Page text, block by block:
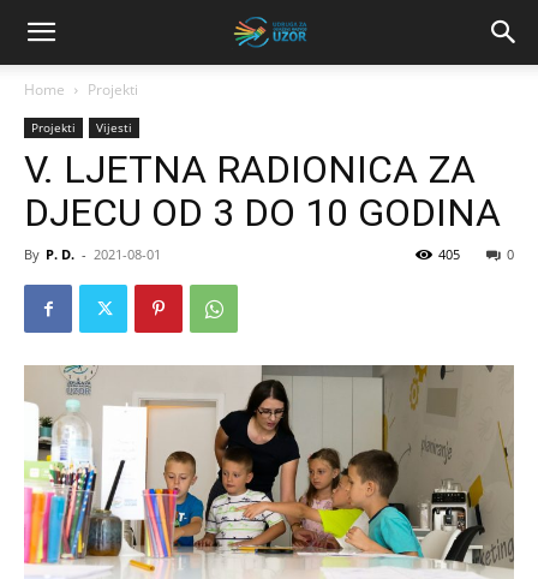
Home Projekti
Projekti Vijesti
V. LJETNA RADIONICA ZA
DJECU OD 3 DO 10 GODINA
By P. D. - 2021-08-01 0
405